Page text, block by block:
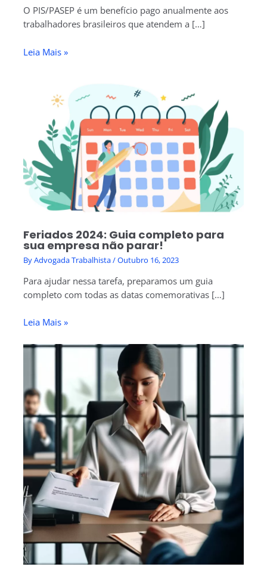
O PIS/PASEP é um benefício pago anualmente aos
trabalhadores brasileiros que atendem a […]
Leia Mais »
Feriados 2024: Guia completo para
sua empresa não parar!
ByAdvogada Trabalhista/Outubro 16, 2023
Para ajudar nessa tarefa, preparamos um guia
completo com todas as datas comemorativas […]
Leia Mais »